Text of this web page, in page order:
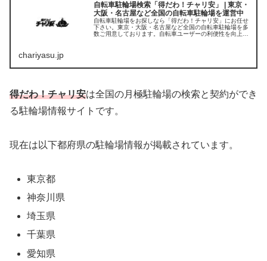
自転車駐輪場検索「得だわ！チャリ安」 | 東京・
大阪・名古屋など全国の自転車駐輪場を運営中
自転車駐輪場をお探しなら「得だわ！チャリ安」にお任せ
下さい。東京・大阪・名古屋など全国の自転車駐輪場を多
数ご用意しております。自転車ユーザーの利便性を向上さ
chariyasu.jp
得だわ！チャリ安は全国の月極駐輪場の検索と契約ができ
る駐輪場情報サイトです。
現在は以下都府県の駐輪場情報が掲載されています。
東京都
神奈川県
埼玉県
千葉県
愛知県